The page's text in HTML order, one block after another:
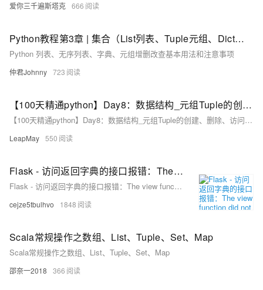
爱你三千遍斯塔克 666
Python教程第3章 | 集合（List列表、Tuple元组、Dict字典、Set）
Python 列表、无序列表、字典、元组增删改查基本用法和注意事项
仲君Johnny 723
【100天精通python】Day8：数据结构_元组Tuple的创建、删除、访问、修改、推导系列操作
【100天精通python】Day8：数据结构_元组Tuple的创建、删除、访问、修改、推导系列操作
LeapMay 550
Flask - 访问返回字典的接口报错：The view function did not return a valid response. The return type must be a string, tuple, Response instance, or WSGI callable, but it was a dict.
Flask - 访问返回字典的接口报错：The view function did not return a valid response. The return type must be a string, tuple, Response instance, or WSGI callable, but it was a dict.
cejze5tbulhvo 1848
Scala常规操作之数组、List、Tuple、Set、Map
Scala常规操作之数组、List、Tuple、Set、Map
邵奈一2018 366